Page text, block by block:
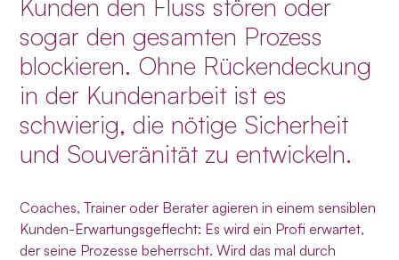
Kunden den Fluss stören oder
sogar den gesamten Prozess
blockieren. Ohne Rückendeckung
in der Kundenarbeit ist es
schwierig, die nötige Sicherheit
und Souveränität zu entwickeln.
Coaches, Trainer oder Berater agieren in einem sensiblen
Kunden-Erwartungsgeflecht: Es wird ein Profi erwartet,
der seine Prozesse beherrscht. Wird das mal durch